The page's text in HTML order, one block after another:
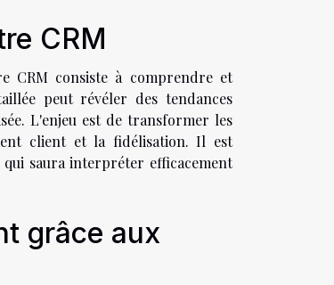
CRM
CRM consiste à comprendre et
peut révéler des tendances
L'enjeu est de transformer les
client et la fidélisation. Il est
saura interpréter efficacement
grâce aux